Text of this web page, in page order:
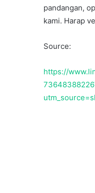
pandangan,
kami. Harap
Source:
https://